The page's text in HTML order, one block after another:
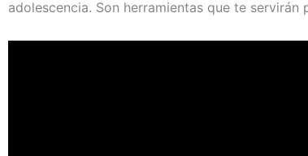
adolescencia. Son herramientas que te servirán